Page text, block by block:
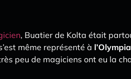
, Buatier de Kolta était
même représenté à l’Olympia
peu de magiciens ont eu la